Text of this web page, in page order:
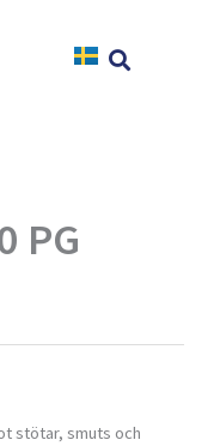
PG
stötar, smuts och